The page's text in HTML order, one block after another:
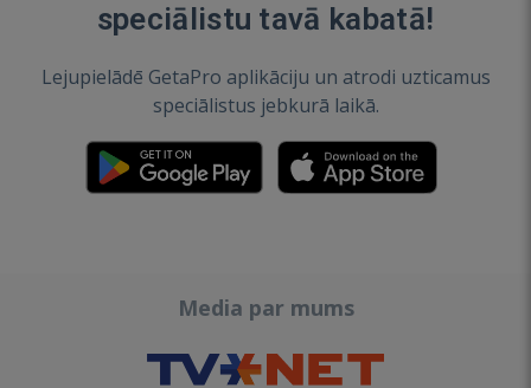
speciālistu tavā kabatā!
Lejupielādē GetaPro aplikāciju un atrodi uzticamus
speciālistus jebkurā laikā.
Media par mums